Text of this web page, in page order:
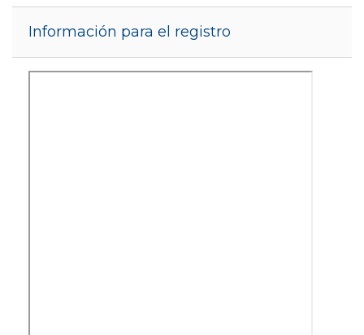
Información para el registro